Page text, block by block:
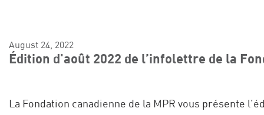
August 24, 2022
Édition d'août 2022 de l’infolettre de la
La Fondation canadienne de la MPR vous présente